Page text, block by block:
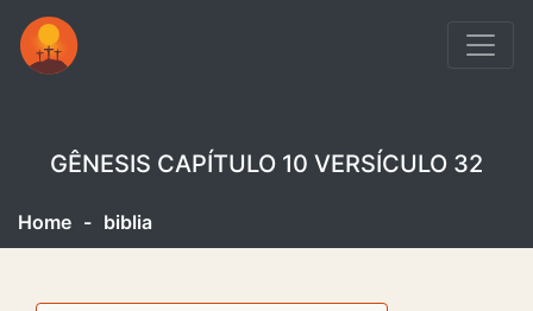
GÊNESIS CAPÍTULO 10 VERSÍCULO 32
Home - biblia